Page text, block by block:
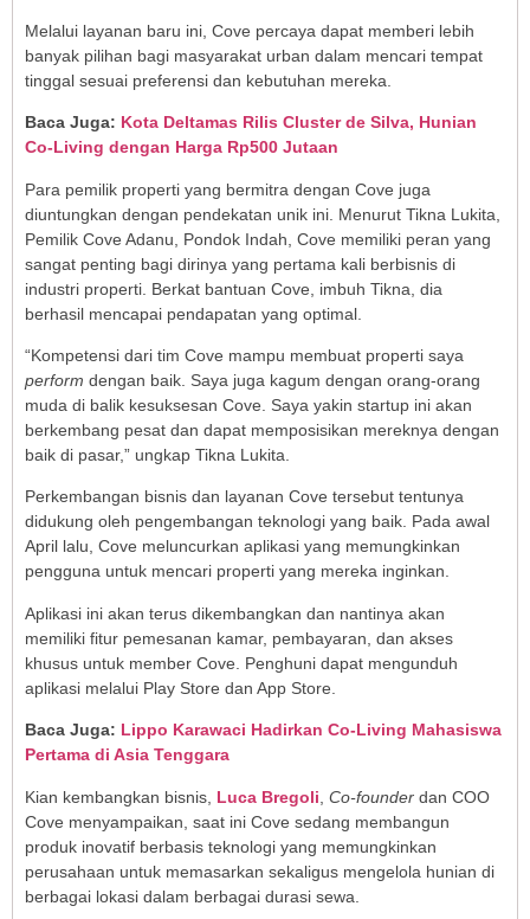
Melalui layanan baru ini, Cove percaya dapat memberi lebih
banyak pilihan bagi masyarakat urban dalam mencari tempat
tinggal sesuai preferensi dan kebutuhan mereka.
Baca Juga: Kota Deltamas Rilis Cluster de Silva, Hunian
Co-Living dengan Harga Rp500 Jutaan
Para pemilik properti yang bermitra dengan Cove juga
diuntungkan dengan pendekatan unik ini. Menurut Tikna Lukita,
Pemilik Cove Adanu, Pondok Indah, Cove memiliki peran yang
sangat penting bagi dirinya yang pertama kali berbisnis di
industri properti. Berkat bantuan Cove, imbuh Tikna, dia
berhasil mencapai pendapatan yang optimal.
“Kompetensi dari tim Cove mampu membuat properti saya
perform dengan baik. Saya juga kagum dengan orang-orang
muda di balik kesuksesan Cove. Saya yakin startup ini akan
berkembang pesat dan dapat memposisikan mereknya dengan
baik di pasar,” ungkap Tikna Lukita.
Perkembangan bisnis dan layanan Cove tersebut tentunya
didukung oleh pengembangan teknologi yang baik. Pada awal
April lalu, Cove meluncurkan aplikasi yang memungkinkan
pengguna untuk mencari properti yang mereka inginkan.
Aplikasi ini akan terus dikembangkan dan nantinya akan
memiliki fitur pemesanan kamar, pembayaran, dan akses
khusus untuk member Cove. Penghuni dapat mengunduh
aplikasi melalui Play Store dan App Store.
Baca Juga: Lippo Karawaci Hadirkan Co-Living Mahasiswa
Pertama di Asia Tenggara
Kian kembangkan bisnis, Luca Bregoli Co-founder dan COO
Cove menyampaikan, saat ini Cove sedang membangun
produk inovatif berbasis teknologi yang memungkinkan
perusahaan untuk memasarkan sekaligus mengelola hunian di
berbagai lokasi dalam berbagai durasi sewa.